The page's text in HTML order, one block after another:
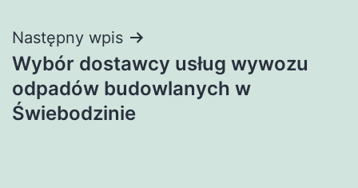
Następny wpis
Wybór dostawcy usług wywozu
odpadów budowlanych w
Świebodzinie